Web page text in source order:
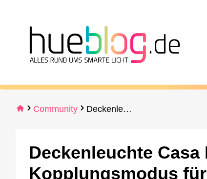
Community Deckenleuchte Casa Nova powered by Tuya in Kopplungsmodus für Smart Life/Tuya App bringen?
Deckenleuchte
Kopplungsmodus